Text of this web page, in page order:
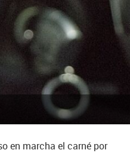
en marcha el carné por